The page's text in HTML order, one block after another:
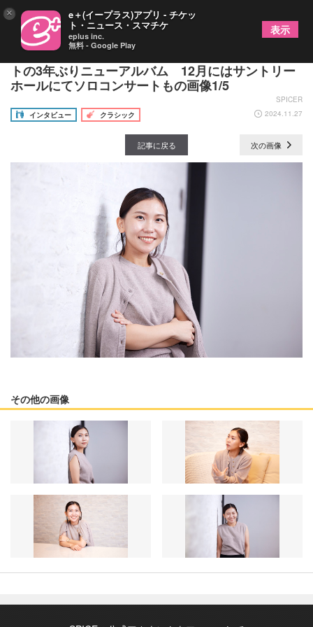
ピアニスト・小林愛実が語る、オール・シューベル
トの3年ぶりニューアルバム 12月にはサントリー
ホールにてソロコンサートもの画像1/5
SPICER
インタビュー
クラシック 2024.11.27
記事に戻る 次の画像
その他の画像
× e＋(イープラス)アプリ - チケッ
ト・ニュース・スマチケ
eplus inc.
無料 - Google Play
表示